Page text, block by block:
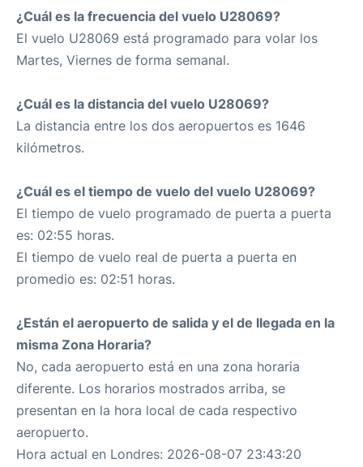
¿Cuál es la frecuencia del vuelo U28069?
El vuelo U28069 está programado para volar los
Martes, Viernes de forma semanal.
¿Cuál es la distancia del vuelo U28069?
La distancia entre los dos aeropuertos es 1646
kilómetros.
¿Cuál es el tiempo de vuelo del vuelo U28069?
El tiempo de vuelo programado de puerta a puerta
es: 02:55 horas.
El tiempo de vuelo real de puerta a puerta en
promedio es: 02:51 horas.
¿Están el aeropuerto de salida y el de llegada en la
misma Zona Horaria?
No, cada aeropuerto está en una zona horaria
diferente. Los horarios mostrados arriba, se
presentan en la hora local de cada respectivo
aeropuerto.
Hora actual en Londres: 2026-08-07 23:43:20